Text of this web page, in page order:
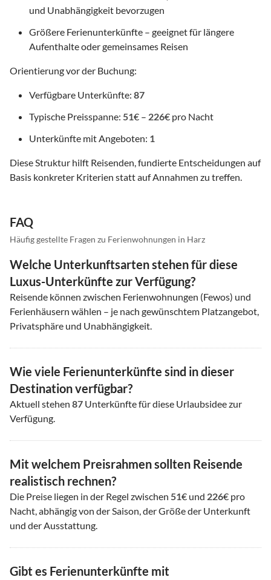
und Unabhängigkeit bevorzugen
Größere Ferienunterkünfte – geeignet für längere
Aufenthalte oder gemeinsames Reisen
Orientierung vor der Buchung:
Verfügbare Unterkünfte: 87
Typische Preisspanne: 51€ – 226€ pro Nacht
Unterkünfte mit Angeboten: 1
Diese Struktur hilft Reisenden, fundierte Entscheidungen auf
Basis konkreter Kriterien statt auf Annahmen zu treffen.
FAQ
Häufig gestellte Fragen zu Ferienwohnungen in Harz
Welche Unterkunftsarten stehen für diese
Luxus-Unterkünfte zur Verfügung?
Reisende können zwischen Ferienwohnungen (Fewos) und
Ferienhäusern wählen – je nach gewünschtem Platzangebot,
Privatsphäre und Unabhängigkeit.
Wie viele Ferienunterkünfte sind in dieser
Destination verfügbar?
Aktuell stehen 87 Unterkünfte für diese Urlaubsidee zur
Verfügung.
Mit welchem Preisrahmen sollten Reisende
realistisch rechnen?
Die Preise liegen in der Regel zwischen 51€ und 226€ pro
Nacht, abhängig von der Saison, der Größe der Unterkunft
und der Ausstattung.
Gibt es Ferienunterkünfte mit